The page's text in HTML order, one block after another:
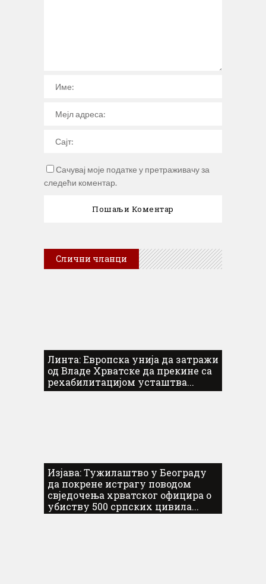
Сачувај моје податке у претраживачу за
следећи коментар.
Слични чланци
Линта: Европска унија да затражи
од Владе Хрватске да прекине са
рехабилитацијом усташтва...
Изјава: Тужилаштво у Београду
да покрене истрагу поводом
свједочења хрватског официра о
убиству 500 српских цивила...